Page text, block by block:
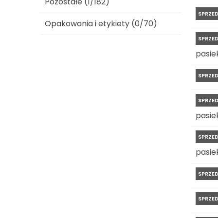
Opakowania i etykiety (0/70)